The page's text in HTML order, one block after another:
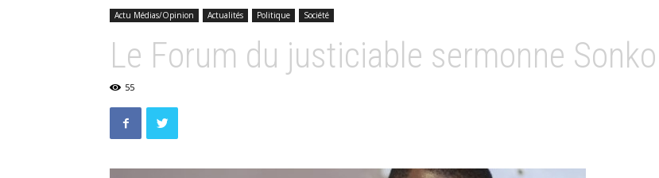
Actu Médias/Opinion Actualités Politique Société
Le Forum du justiciable sermonne Sonko
55